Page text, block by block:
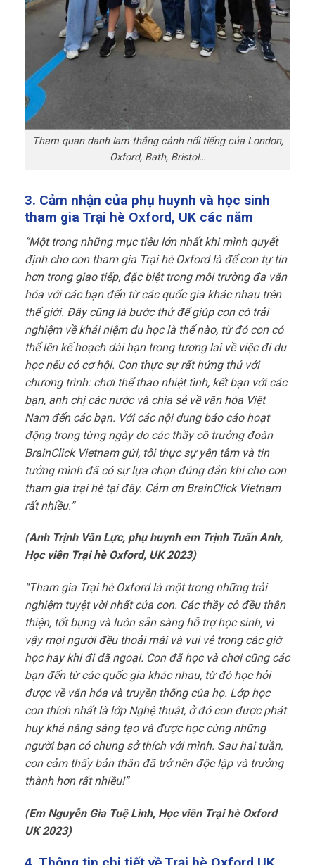
Tham quan danh lam thắng cảnh nổi tiếng của London,
Oxford, Bath, Bristol…
3. Cảm nhận của phụ huynh và học sinh
tham gia Trại hè Oxford, UK các năm
“Một trong những mục tiêu lớn nhất khi mình quyết
định cho con tham gia Trại hè Oxford là để con tự tin
hơn trong giao tiếp, đặc biệt trong môi trường đa văn
hóa với các bạn đến từ các quốc gia khác nhau trên
thế giới. Đây cũng là bước thử để giúp con có trải
nghiệm về khái niệm du học là thế nào, từ đó con có
thể lên kế hoạch dài hạn trong tương lai về việc đi du
học nếu có cơ hội. Con thực sự rất hứng thú với
chương trình: chơi thể thao nhiệt tình, kết bạn với các
bạn, anh chị các nước và chia sẻ về văn hóa Việt
Nam đến các bạn. Với các nội dung báo cáo hoạt
động trong từng ngày do các thầy cô trưởng đoàn
BrainClick Vietnam gửi, tôi thực sự yên tâm và tin
tưởng mình đã có sự lựa chọn đúng đắn khi cho con
tham gia trại hè tại đây. Cảm ơn BrainClick Vietnam
rất nhiều.”
(Anh Trịnh Văn Lực, phụ huynh em Trịnh Tuấn Anh,
Học viên Trại hè Oxford, UK 2023)
“Tham gia Trại hè Oxford là một trong những trải
nghiệm tuyệt vời nhất của con. Các thầy cô đều thân
thiện, tốt bụng và luôn sẵn sàng hỗ trợ học sinh, vì
vậy mọi người đều thoải mái và vui vẻ trong các giờ
học hay khi đi dã ngoại. Con đã học và chơi cũng các
bạn đến từ các quốc gia khác nhau, từ đó học hỏi
được về văn hóa và truyền thống của họ. Lớp học
con thích nhất là lớp Nghệ thuật, ở đó con được phát
huy khả năng sáng tạo và được học cùng những
người bạn có chung sở thích với mình. Sau hai tuần,
con cảm thấy bản thân đã trở nên độc lập và trưởng
thành hơn rất nhiều!”
(Em Nguyễn Gia Tuệ Linh, Học viên Trại hè Oxford
UK 2023)